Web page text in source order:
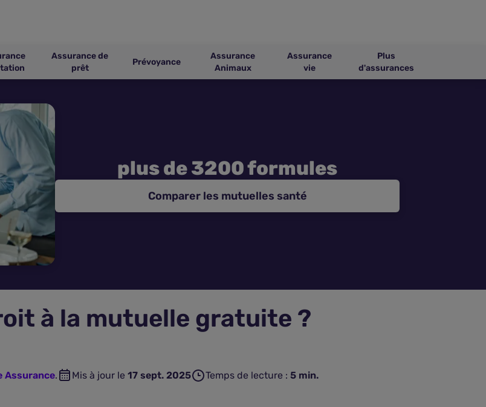
Assurance de
prêt
Prévoyance
Assurance
Animaux
Assurance
vie
Plus
d'assurances
plus de 3200 formules
Comparer les mutuelles santé
à la mutuelle gratuite ?
Assurance. Mis à jour le 17 sept. 2025 Temps de lecture : 5min.